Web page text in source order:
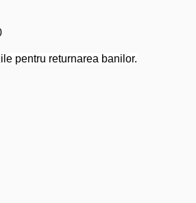
pentru returnarea banilor.